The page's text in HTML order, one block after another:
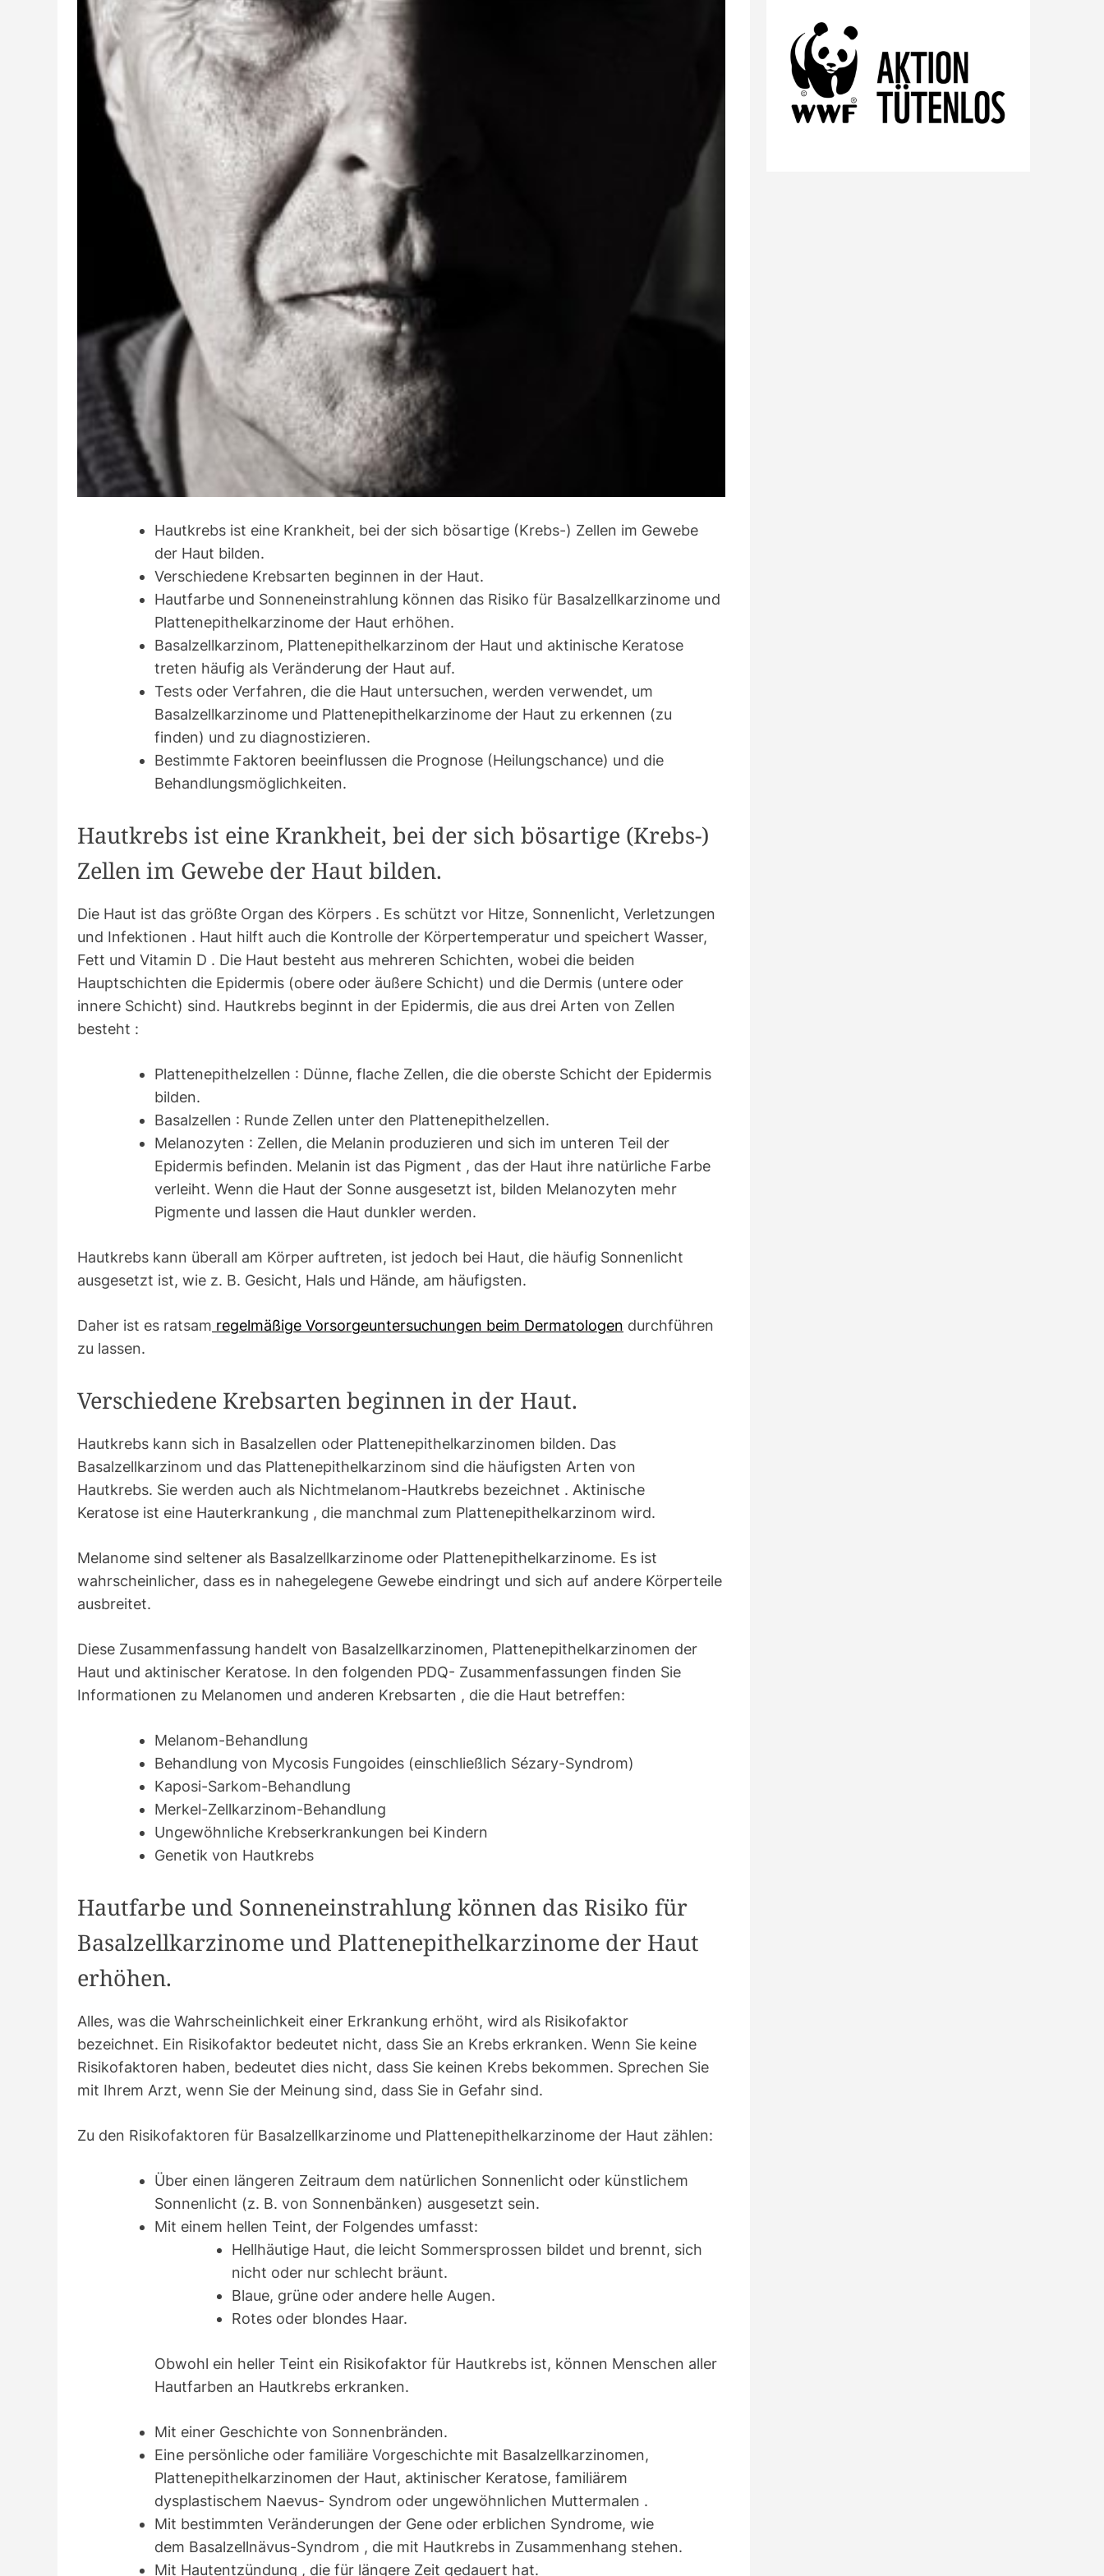
Hautkrebs ist eine Krankheit, bei der sich bösartige (Krebs-) Zellen im Gewebe
der Haut bilden.
Verschiedene Krebsarten beginnen in der Haut.
Hautfarbe und Sonneneinstrahlung können das Risiko für Basalzellkarzinome und
Plattenepithelkarzinome der Haut erhöhen.
Basalzellkarzinom, Plattenepithelkarzinom der Haut und aktinische Keratose
treten häufig als Veränderung der Haut auf.
Tests oder Verfahren, die die Haut untersuchen, werden verwendet, um
Basalzellkarzinome und Plattenepithelkarzinome der Haut zu erkennen (zu
finden) und zu diagnostizieren.
Bestimmte Faktoren beeinflussen die Prognose (Heilungschance) und die
Behandlungsmöglichkeiten.
Hautkrebs ist eine Krankheit, bei der sich bösartige (Krebs-)
Zellen im Gewebe der Haut bilden.
Die Haut ist das größte Organ des Körpers . Es schützt vor Hitze, Sonnenlicht, Verletzungen
und Infektionen . Haut hilft auch die Kontrolle der Körpertemperatur und speichert Wasser,
Fett und Vitamin D . Die Haut besteht aus mehreren Schichten, wobei die beiden
Hauptschichten die Epidermis (obere oder äußere Schicht) und die Dermis (untere oder
innere Schicht) sind. Hautkrebs beginnt in der Epidermis, die aus drei Arten von Zellen
besteht :
Plattenepithelzellen : Dünne, flache Zellen, die die oberste Schicht der Epidermis
bilden.
Basalzellen : Runde Zellen unter den Plattenepithelzellen.
Melanozyten : Zellen, die Melanin produzieren und sich im unteren Teil der
Epidermis befinden. Melanin ist das Pigment , das der Haut ihre natürliche Farbe
verleiht. Wenn die Haut der Sonne ausgesetzt ist, bilden Melanozyten mehr
Pigmente und lassen die Haut dunkler werden.
Hautkrebs kann überall am Körper auftreten, ist jedoch bei Haut, die häufig Sonnenlicht
ausgesetzt ist, wie z. B. Gesicht, Hals und Hände, am häufigsten.
Daher ist es ratsam regelmäßige Vorsorgeuntersuchungen beim Dermatologen durchführen
zu lassen.
Verschiedene Krebsarten beginnen in der Haut.
Hautkrebs kann sich in Basalzellen oder Plattenepithelkarzinomen bilden. Das
Basalzellkarzinom und das Plattenepithelkarzinom sind die häufigsten Arten von
Hautkrebs. Sie werden auch als Nichtmelanom-Hautkrebs bezeichnet . Aktinische
Keratose ist eine Hauterkrankung , die manchmal zum Plattenepithelkarzinom wird.
Melanome sind seltener als Basalzellkarzinome oder Plattenepithelkarzinome. Es ist
wahrscheinlicher, dass es in nahegelegene Gewebe eindringt und sich auf andere Körperteile
ausbreitet.
Diese Zusammenfassung handelt von Basalzellkarzinomen, Plattenepithelkarzinomen der
Haut und aktinischer Keratose. In den folgenden PDQ- Zusammenfassungen finden Sie
Informationen zu Melanomen und anderen Krebsarten , die die Haut betreffen:
Melanom-Behandlung
Behandlung von Mycosis Fungoides (einschließlich Sézary-Syndrom)
Kaposi-Sarkom-Behandlung
Merkel-Zellkarzinom-Behandlung
Ungewöhnliche Krebserkrankungen bei Kindern
Genetik von Hautkrebs
Hautfarbe und Sonneneinstrahlung können das Risiko für
Basalzellkarzinome und Plattenepithelkarzinome der Haut
erhöhen.
Alles, was die Wahrscheinlichkeit einer Erkrankung erhöht, wird als Risikofaktor
bezeichnet. Ein Risikofaktor bedeutet nicht, dass Sie an Krebs erkranken. Wenn Sie keine
Risikofaktoren haben, bedeutet dies nicht, dass Sie keinen Krebs bekommen. Sprechen Sie
mit Ihrem Arzt, wenn Sie der Meinung sind, dass Sie in Gefahr sind.
Zu den Risikofaktoren für Basalzellkarzinome und Plattenepithelkarzinome der Haut zählen:
Über einen längeren Zeitraum dem natürlichen Sonnenlicht oder künstlichem
Sonnenlicht (z. B. von Sonnenbänken) ausgesetzt sein.
Mit einem hellen Teint, der Folgendes umfasst:
Hellhäutige Haut, die leicht Sommersprossen bildet und brennt, sich
nicht oder nur schlecht bräunt.
Blaue, grüne oder andere helle Augen.
Rotes oder blondes Haar.
Obwohl ein heller Teint ein Risikofaktor für Hautkrebs ist, können Menschen aller
Hautfarben an Hautkrebs erkranken.
Mit einer Geschichte von Sonnenbränden.
Eine persönliche oder familiäre Vorgeschichte mit Basalzellkarzinomen,
Plattenepithelkarzinomen der Haut, aktinischer Keratose, familiärem
dysplastischem Naevus- Syndrom oder ungewöhnlichen Muttermalen .
Mit bestimmten Veränderungen der Gene oder erblichen Syndrome, wie
dem Basalzellnävus-Syndrom , die mit Hautkrebs in Zusammenhang stehen.
Mit Hautentzündung , die für längere Zeit gedauert hat.